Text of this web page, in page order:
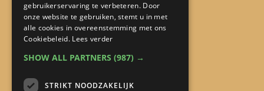
Snel naar:
gebruikerservaring te verbeteren. Door
onze website te gebruiken, stemt u in met
alle cookies in overeenstemming met ons
Cookiebeleid. Lees verder
SHOW ALL PARTNERS (987) →
STRIKT NOODZAKELIJK